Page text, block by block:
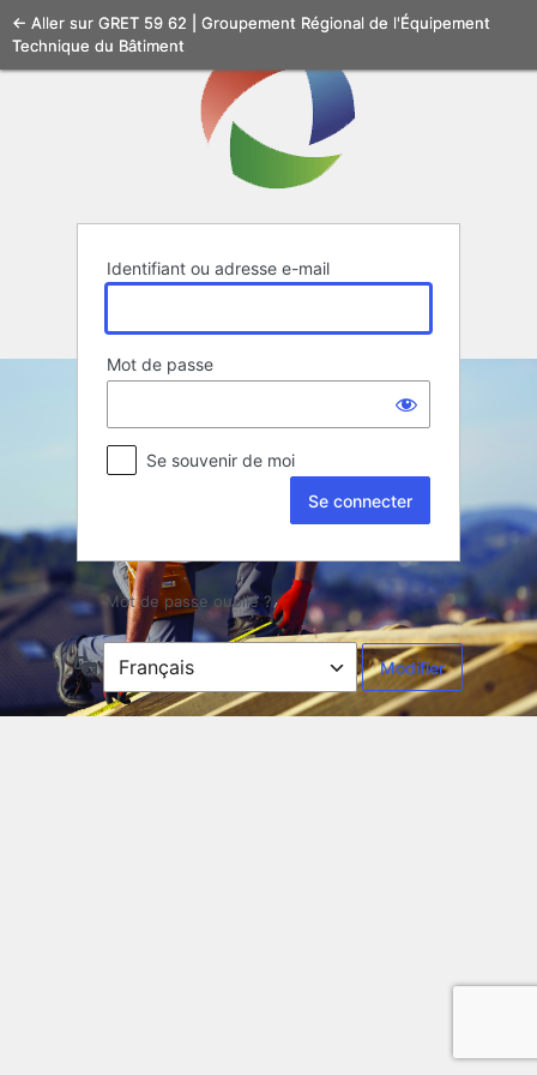
Se
connecter
Identifiant ou adresse e-mail
Mot de passe
Se souvenir de moi
Mot de passe oublié ?
← Aller sur GRET 59 62 | Groupement Régional de l'Équipement
Technique du Bâtiment
Langue